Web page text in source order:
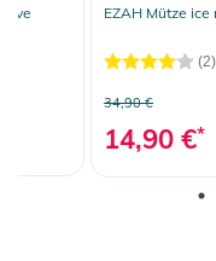
EZAH Mütze ice
(2)
34,90 €
14,90 €*